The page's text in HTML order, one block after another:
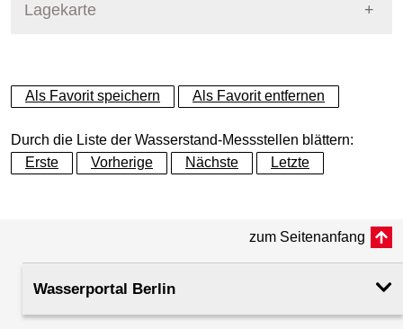
Lagekarte
+
−
Als Favorit speichern Als Favorit entfernen
Durch die Liste der Wasserstand-Messstellen blättern:
Erste
Vorherige Nächste Letzte
zum Seitenanfang
Wasserportal Berlin